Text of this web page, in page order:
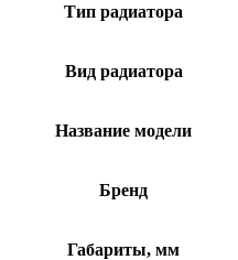
Тип радиатора
Вид радиатора
Название модели
Бренд
Габариты, мм